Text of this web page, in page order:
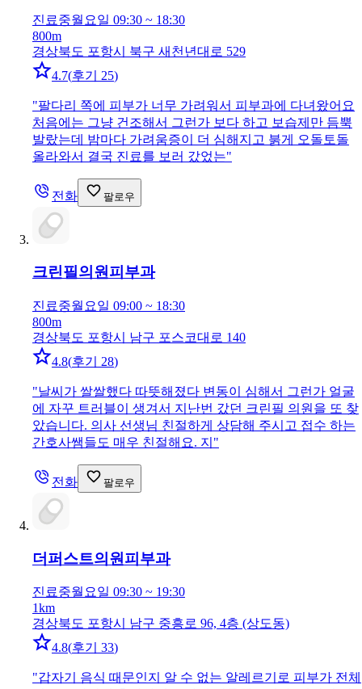
진료중월요일 09:30 ~ 18:30
800m
경상북도 포항시 북구 새천년대로 529
4.7(후기 25)
"팔다리 쪽에 피부가 너무 가려워서 피부과에 다녀왔어요
처음에는 그냥 건조해서 그런가 보다 하고 보습제만 듬뿍
발랐는데 밤마다 가려움증이 더 심해지고 붉게 오돌토돌
올라와서 결국 진료를 보러 갔었는"
전화 팔로우
크린필의원피부과
진료중월요일 09:00 ~ 18:30
800m
경상북도 포항시 남구 포스코대로 140
4.8(후기 28)
"날씨가 쌀쌀했다 따뜻해졌다 변동이 심해서 그런가 얼굴
에 자꾸 트러블이 생겨서 지난번 갔던 크린필 의원을 또 찾
았습니다. 의사 선생님 친절하게 상담해 주시고 접수 하는
간호사쌤들도 매우 친절해요. 지 "
전화 팔로우
더퍼스트의원 피부과
진료중월요일 09:30 ~ 19:30
1km
경상북도 포항시 남구 중흥로 96, 4층 (상도동)
4.8(후기 33)
"갑자기 음식 때문인지 알 수 없는 알레르기로 피부가 전체